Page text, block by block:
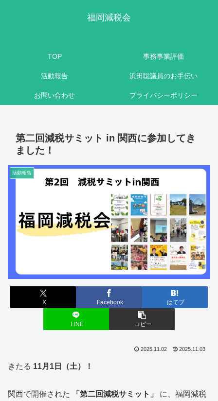
福岡減税会
TOP 事務事業評価
活動報告 浜田聡議員のお手伝い
お問い合わせ プライバシーポリシー
第二回減税サミット in 関西に参加してき
ました！
活動報告
X Facebook はてブ
LINE コピー
2025.11.02 2025.11.03
きたる 11月1日（土）！
関西で開催された 「第二回減税サミット」
に、福岡減税